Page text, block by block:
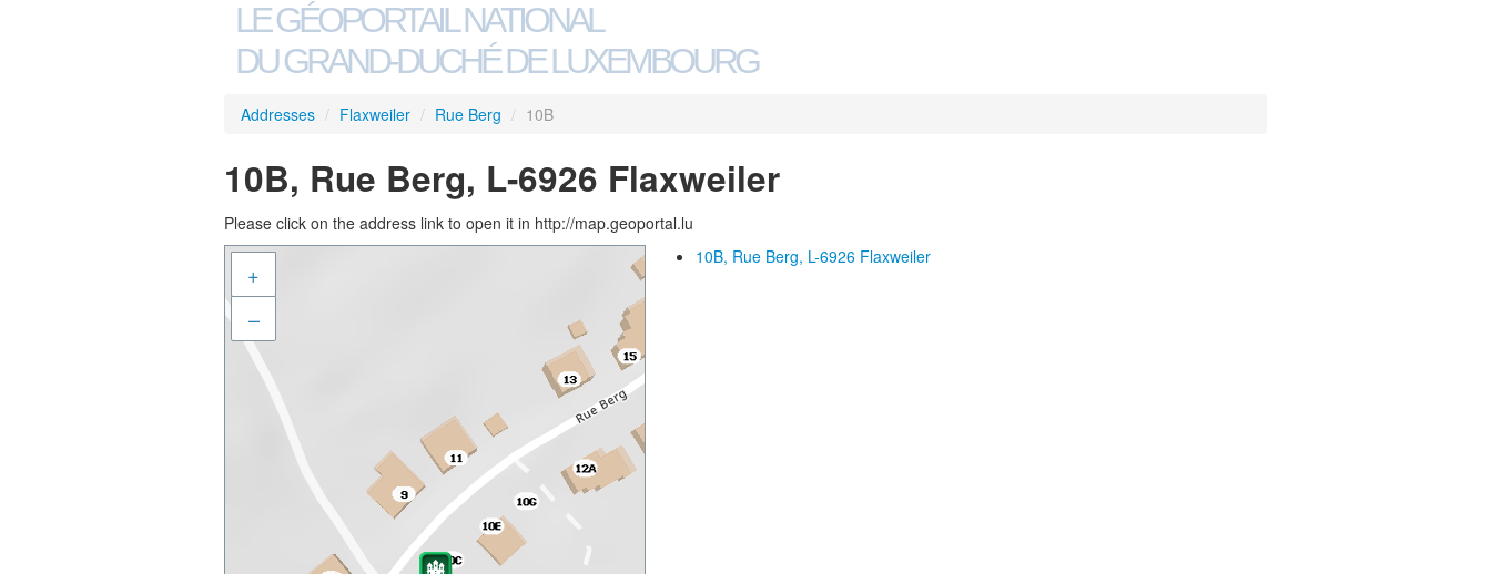
LE GÉOPORTAIL NATIONAL
DU GRAND-DUCHÉ DE LUXEMBOURG
Addresses / Flaxweiler / Rue Berg / 10B
10B, Rue Berg, L-6926 Flaxweiler
Please click on the address link to open it in http://map.geoportal.lu
+
–
10B, Rue Berg, L-6926 Flaxweiler